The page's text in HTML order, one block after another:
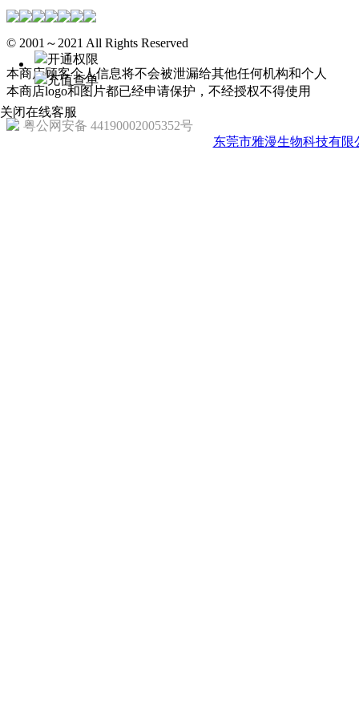
开通权限
充值查单
关闭在线客服
© 2001～2021 All Rights Reserved
本商店顾客个人信息将不会被泄漏给其他任何机构和个人
本商店logo和图片都已经申请保护，不经授权不得使用
粤公网安备 44190002005352号
东莞市雅漫生物科技有限